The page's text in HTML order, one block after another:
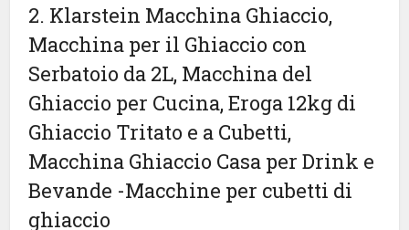
2. Klarstein Macchina Ghiaccio,
Macchina per il Ghiaccio con
Serbatoio da 2L, Macchina del
Ghiaccio per Cucina, Eroga 12kg di
Ghiaccio Tritato e a Cubetti,
Macchina Ghiaccio Casa per Drink e
Bevande -Macchine per cubetti di
ghiaccio